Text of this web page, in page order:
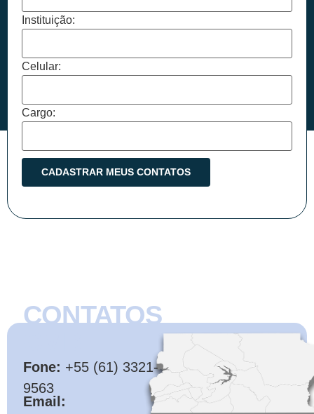
Instituição:
Celular:
Cargo:
CONTATOS
Fone: +55 (61) 3321-
9563
Email: